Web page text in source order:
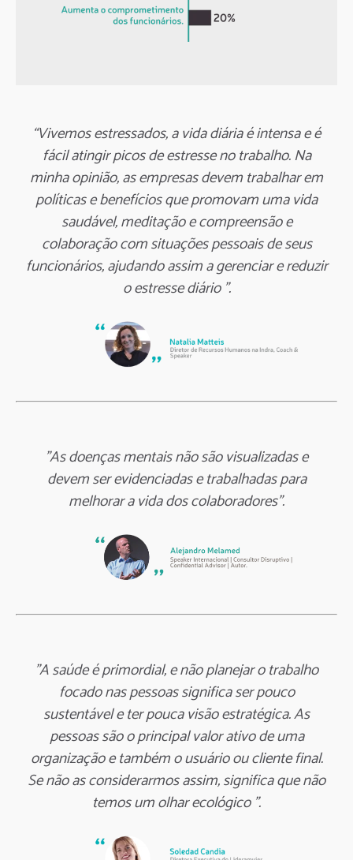
“Vivemos estressados, a vida diária é intensa e é
fácil atingir picos de estresse no trabalho. Na
minha opinião, as empresas devem trabalhar em
políticas e benefícios que promovam uma vida
saudável, meditação e compreensão e
colaboração com situações pessoais de seus
funcionários, ajudando assim a gerenciar e reduzir
o estresse diário ”.
"As doenças mentais não são visualizadas e
devem ser evidenciadas e trabalhadas para
melhorar a vida dos colaboradores".
"A saúde é primordial, e não planejar o trabalho
focado nas pessoas significa ser pouco
sustentável e ter pouca visão estratégica. As
pessoas são o principal valor ativo de uma
organização e também o usuário ou cliente final.
Se não as considerarmos assim, significa que não
temos um olhar ecológico ”.